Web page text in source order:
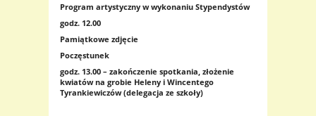
Program artystyczny w wykonaniu Stypendystów
godz. 12.00
Pamiątkowe zdjęcie
Poczęstunek
godz. 13.00 – zakończenie spotkania, złożenie
kwiatów na grobie Heleny i Wincentego
Tyrankiewiczów (delegacja ze szkoły)